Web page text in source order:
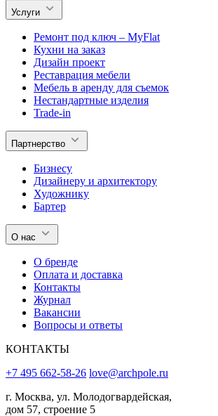
Услуги
Ремонт под ключ – MyFlat
Кухни на заказ
Дизайн проект
Реставрация мебели
Мебель в аренду для съемок
Нестандартные изделия
Trade-in
Партнерство
Бизнесу
Дизайнеру и архитектору
Художнику
Бартер
О нас
О бренде
Оплата и доставка
Контакты
Журнал
Вакансии
Вопросы и ответы
КОНТАКТЫ
+7 495 662-58-26 love@archpole.ru
г. Москва, ул. Молодогвардейская,
дом 57, строение 5